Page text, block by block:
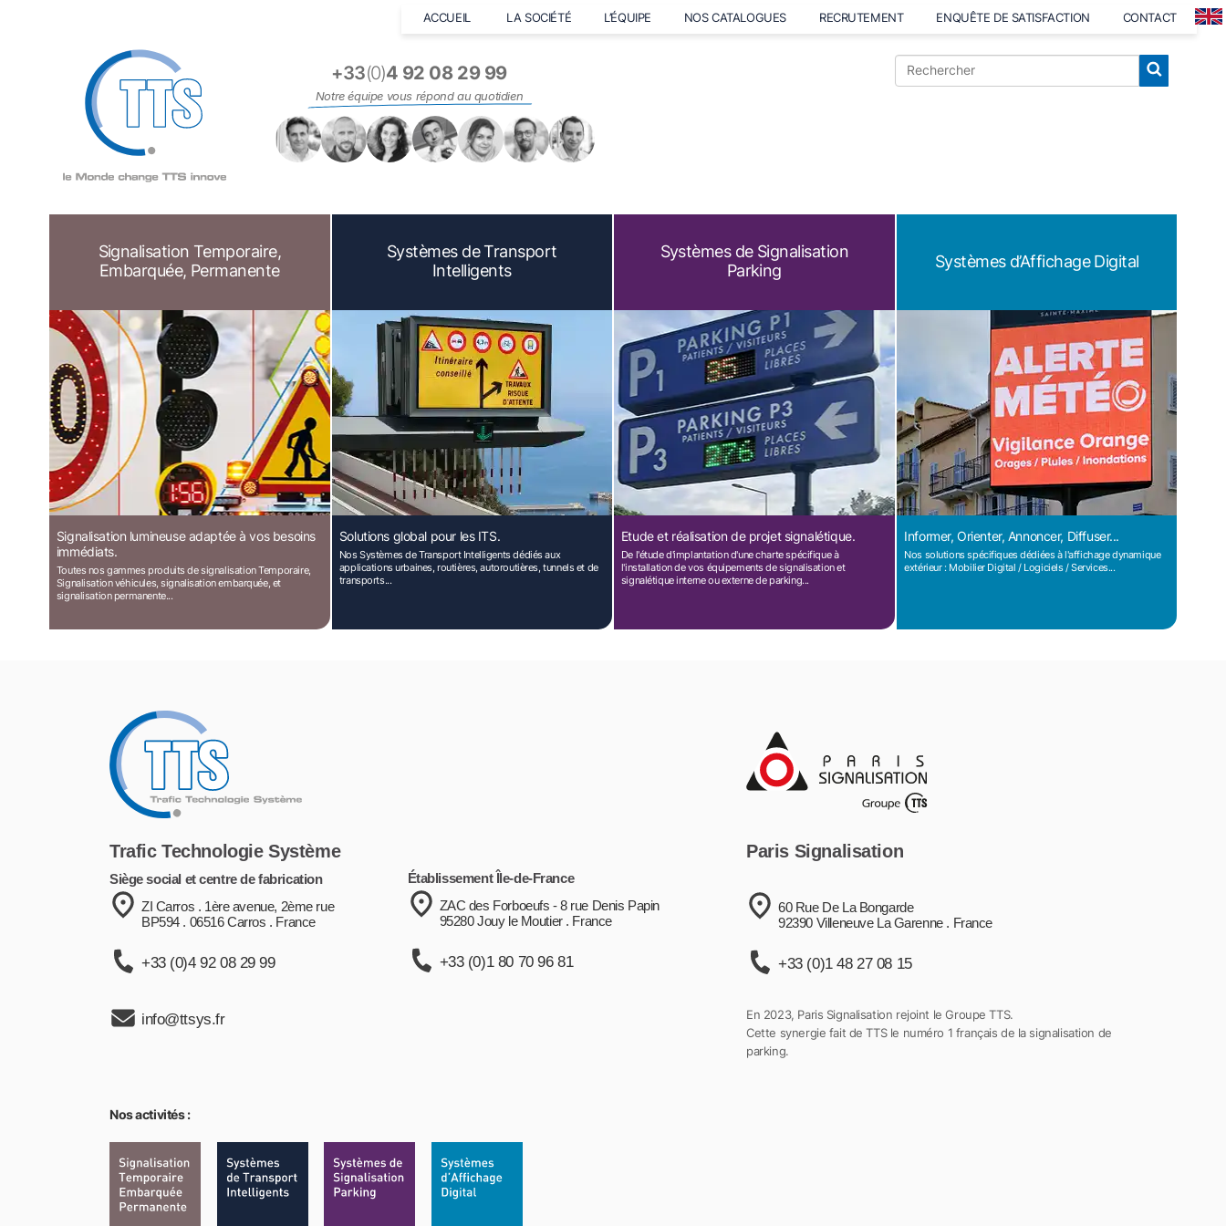
+33(0)4 92 08 29 99
Notre équipe vous répond au quotidien
ACCUEIL LA SOCIÉTÉ L’ÉQUIPE NOS CATALOGUES RECRUTEMENT ENQUÊTE DE SATISFACTION CONTACT
Signalisation Temporaire,
Embarquée, Permanente
Signalisation lumineuse adaptée à vos besoins
immédiats.
Toutes nos gammes produits de signalisation Temporaire,
Signalisation véhicules, signalisation embarquée, et
signalisation permanente...
Systèmes de Transport
Intelligents
Solutions global pour les ITS.
Nos Systèmes de Transport Intelligents dédiés aux
applications urbaines, routières, autoroutières, tunnels et de
transports...
Systèmes de Signalisation
Parking
Etude et réalisation de projet signalétique.
De l'étude d'implantation d'une charte spécifique à
l'installation de vos équipements de signalisation et
signalétique interne ou externe de parking...
Systèmes d’Affichage Digital
Informer, Orienter, Annoncer, Diffuser...
Nos solutions spécifiques dédiées à l'affichage dynamique
extérieur : Mobilier Digital / Logiciels / Services...
Trafic Technologie Système
Siège social et centre de fabrication
ZI Carros . 1ère avenue, 2ème rue
BP594 . 06516 Carros . France
+33 (0)4 92 08 29 99
info@ttsys.fr
Établissement Île-de-France
ZAC des Forboeufs - 8 rue Denis Papin
95280 Jouy le Moutier . France
+33 (0)1 80 70 96 81
Paris Signalisation
60 Rue De La Bongarde
92390 Villeneuve La Garenne . France
+33 (0)1 48 27 08 15
En 2023, Paris Signalisation rejoint le Groupe TTS.
Cette synergie fait de TTS le numéro 1 français de la signalisation de
parking.
Nos activités :